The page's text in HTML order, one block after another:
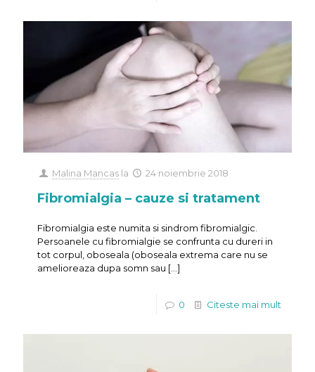
Malina Mancas la 24 noiembrie 2018
Fibromialgia – cauze si tratament
Fibromialgia este numita si sindrom fibromialgic.
Persoanele cu fibromialgie se confrunta cu dureri in
tot corpul, oboseala (oboseala extrema care nu se
amelioreaza dupa somn sau […]
0 Citeste mai mult